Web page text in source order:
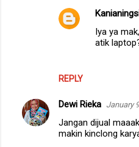
REPLY
Iya ya
atik
Dewi Rieka January
Jangan dijual
makin kinclong